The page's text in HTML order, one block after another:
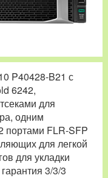
P40428-B21 с
6242,
для
одним
портами FLR-SFP
для легкой
для укладки
3/3/3